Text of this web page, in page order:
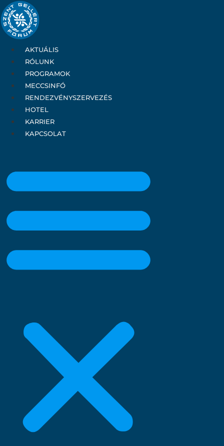
Ugrás
a
tartalomhoz
AKTUÁLIS
RÓLUNK
PROGRAMOK
MECCSINFÓ
RENDEZVÉNYSZERVEZÉS
HOTEL
KARRIER
KAPCSOLAT